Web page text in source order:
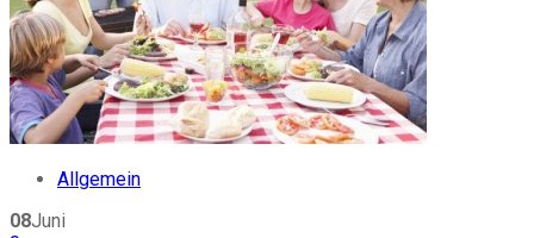
Allgemein
08Juni